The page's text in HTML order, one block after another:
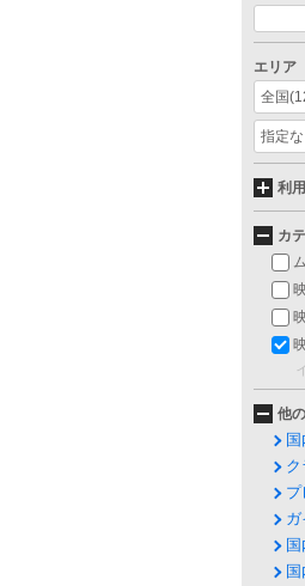
エリア
全国
指定な
利
カ
他
プ
ガ